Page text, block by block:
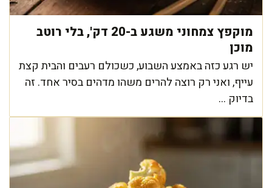
מוקפץ צמחוני משגע ב-20 דק', בלי רוטב
מוכן
יש רגע כזה באמצע השבוע, כשכולם רעבים והבית קצת
עייף, ואני רק רוצה להרים משהו מדהים בסיר אחד. זה
בדיוק ...